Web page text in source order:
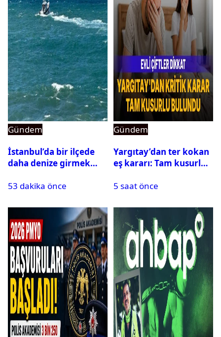
Gündem
İstanbul’da bir ilçede
daha denize girmek
53 dakika önce
Gündem
Yargıtay’dan ter kokan
eş kararı: Tam kusurlu
5 saat önce